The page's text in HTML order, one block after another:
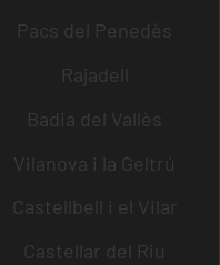
Pacs del Penedès
Rajadell
Badia del Vallès
Vilanova i la Geltrú
Castellbell i el Vilar
Castellar del Riu